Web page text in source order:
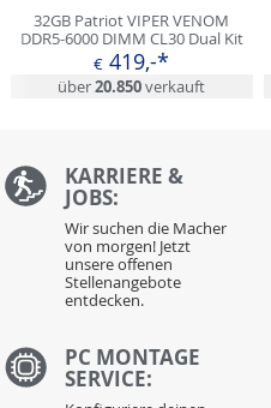
32GB Patriot VIPER VENOM
DDR5-6000 DIMM CL30 Dual Kit
€ 419,-*
über20.850verkauft
KARRIERE &
JOBS:
Wir suchen die Macher
von morgen! Jetzt
unsere offenen
Stellenangebote
entdecken.
PC MONTAGE
SERVICE: